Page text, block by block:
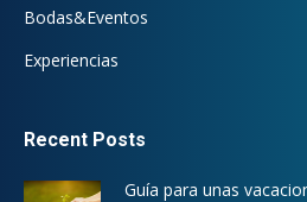
Bodas&Eventos
Experiencias
Recent Posts
Guía para unas